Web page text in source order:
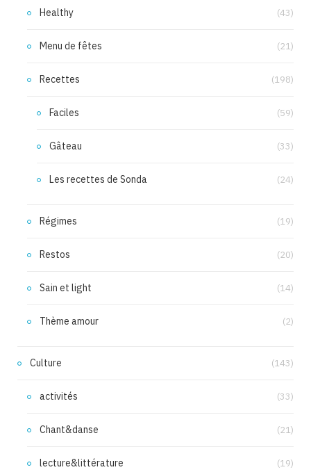
Healthy (43)
Menu de fêtes (21)
Recettes (198)
Faciles (59)
Gâteau (33)
Les recettes de Sonda (24)
Régimes (19)
Restos (20)
Sain et light (14)
Thème amour (2)
Culture (143)
activités (33)
Chant&danse (21)
lecture&littérature (19)